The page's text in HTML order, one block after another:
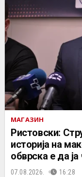
МАГАЗИН
Ристовски:
историја на
обврска е да
07.08.2026. 16:28